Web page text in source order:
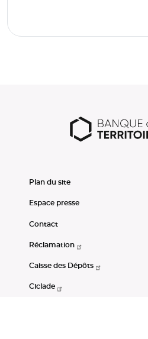
Plan du site
Espace presse
Contact
Réclamation
Caisse des Dépôts
Ciclade